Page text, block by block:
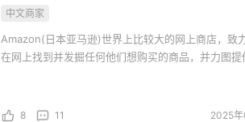
中文商家
Amazon(日本亚马逊)世界上比较大的网上商店，致
在网上找到并发掘任何他们想购买的商品，并力图
8 11 2025
5天1小时
Macy's：返校季大促 精选童